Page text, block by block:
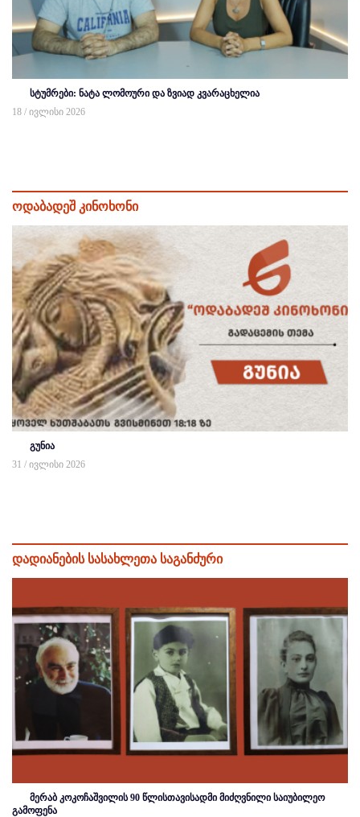
სტუმრები: ნატა ლომოური და ზვიად კვარაცხელია
18 / ივლისი 2026
ოდაბადეშ კინოხონი
გუნია
31 / ივლისი 2026
დადიანების სასახლეთა საგანძური
მერაბ კოკოჩაშვილის 90 წლისთავისადმი მიძღვნილი საიუბილეო
გამოფენა